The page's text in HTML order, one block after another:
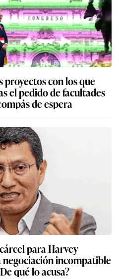
proyectos con los que
el pedido de facultades
de espera
para Harvey
incompatible
qué lo acusa?